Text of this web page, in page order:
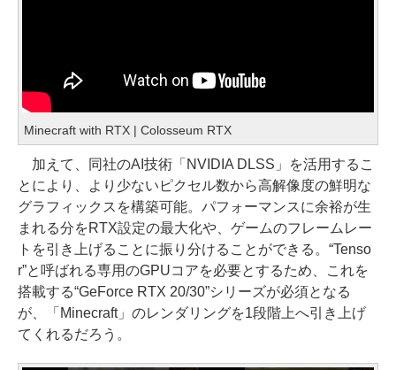
Minecraft with RTX | Colosseum RTX
加えて、同社のAI技術「NVIDIA DLSS」を活用するこ
とにより、より少ないピクセル数から高解像度の鮮明な
グラフィックスを構築可能。パフォーマンスに余裕が生
まれる分をRTX設定の最大化や、ゲームのフレームレー
トを引き上げることに振り分けることができる。“Tenso
r”と呼ばれる専用のGPUコアを必要とするため、これを
搭載する“GeForce RTX 20/30”シリーズが必須となる
が、「Minecraft」のレンダリングを1段階上へ引き上げ
てくれるだろう。